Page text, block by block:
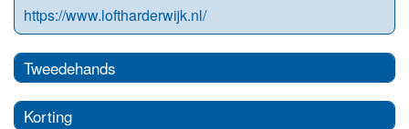
https://www.loftharderwijk.nl/
Tweedehands
Korting